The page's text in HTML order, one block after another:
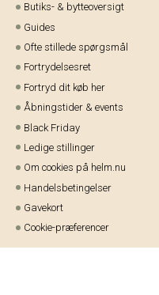
Butiks- & bytteoversigt
Guides
Ofte stillede spørgsmål
Fortrydelsesret
Fortryd dit køb her
Åbningstider & events
Black Friday
Ledige stillinger
Om cookies på helm.nu
Handelsbetingelser
Gavekort
Cookie-præferencer